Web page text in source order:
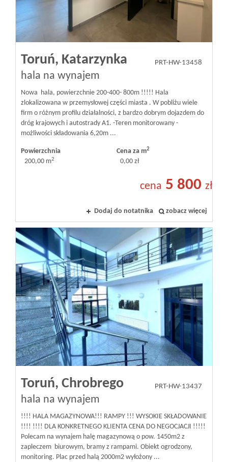
Toruń, Katarzynka
hala na wynajem
PRT-HW-13458
Nowa hala, powierzchnie 200-400- 800m !!!!! Hala
zlokalizowana w przemysłowej części miasta . W pobliżu wiele
firm o różnym profilu działalności, z bardzo dobrym dojazdem do
dróg krajowych i autostrady A1. -Teren monitorowany -
możliwości składowania 6,20m ...
Powierzchnia
200,00 m2
Cena za m2
0,00 zł
cena 5 800 zł
Dodaj do notatnika zobacz więcej
Toruń, Chrobrego
hala na wynajem
PRT-HW-13437
!!!! HALA MAGAZYNOWA!!! RAMPY !!! WYSOKIE SKŁADOWANIE
!!!! !!!! DLA KONKRETNEGO KLIENTA CENA DO NEGOCJACJI !!!!!
Polecam na wynajem halę magazynową o pow. 1450m2 z
zapleczem biurowym, bramy z rampami. Obiekt ogrodzony,
monitoring. Plac przed halą 2000m2 wyłożony ...